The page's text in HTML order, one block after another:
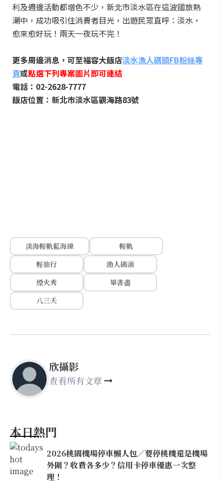
利及週邊活動都增色不少，新北市淡水區在這波國旅熱
潮中，成功吸引住消費者目光，出遊民眾直呼：淡水，
愈來愈好玩！兩天一夜玩不完！
更多周邊消息，可至福容大飯店淡水漁人碼頭FB粉絲專
頁或點選下列專案圖片即可連結
電話：02-2628-7777
飯店位置：新北市淡水區觀海路83號
淡海輕軌藍海線
輕軌
輕旅行
漁人碼頭
煙火秀
畢書盡
八三夭
欣攝影
查看所有文章
本日熱門
2026桃園機場停車懶人包／要停桃機還是機場
外圍？收費各多少？信用卡停車優惠一次整
理！